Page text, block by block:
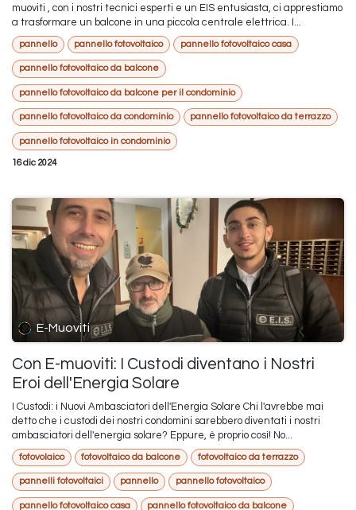
muoviti , con i nostri tecnici esperti e un EIS entusiasta, ci apprestiamo
a trasformare un balcone in una piccola centrale elettrica. I...
pannello pannello fotovoltaico pannello fotovoltaico casa
pannello fotovoltaico da balcone
pannello fotovoltaico da balcone per il condominio
pannello fotovoltaico da condominio pannello fotovoltaico da terrazzo
pannello fotovoltaico in condominio
16 dic 2024
E-Muoviti
Con E-muoviti: I Custodi diventano i Nostri
Eroi dell'Energia Solare
I Custodi: i Nuovi Ambasciatori dell'Energia Solare Chi l'avrebbe mai
detto che i custodi dei nostri condomini sarebbero diventati i nostri
ambasciatori dell'energia solare? Eppure, è proprio così! No...
fotovolaico fotovoltaico da balcone fotovoltaico da terrazzo
pannelli fotovoltaici pannello pannello fotovoltaico
pannello fotovoltaico casa pannello fotovoltaico da balcone